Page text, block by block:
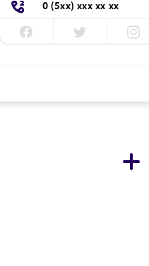
0 (5xx) xxx xx xx